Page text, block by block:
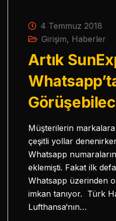
4 Temmuz 2018
Girişim, Haberler
Artık
Müşterilerin
çeşitli yollar
Whatsapp
eklemişti. Fakat ilk
Whatsapp üzerinden
imkan tanıyor. Türk
Lufthansa‘nın…